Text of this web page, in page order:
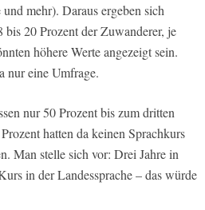
mehr). Daraus ergeben sich
20 Prozent der Zuwanderer, je
höhere Werte angezeigt sein.
nur eine Umfrage.
nur 50 Prozent bis zum dritten
hatten da keinen Sprachkurs
Man stelle sich vor: Drei Jahre in
in der Landessprache – das würde